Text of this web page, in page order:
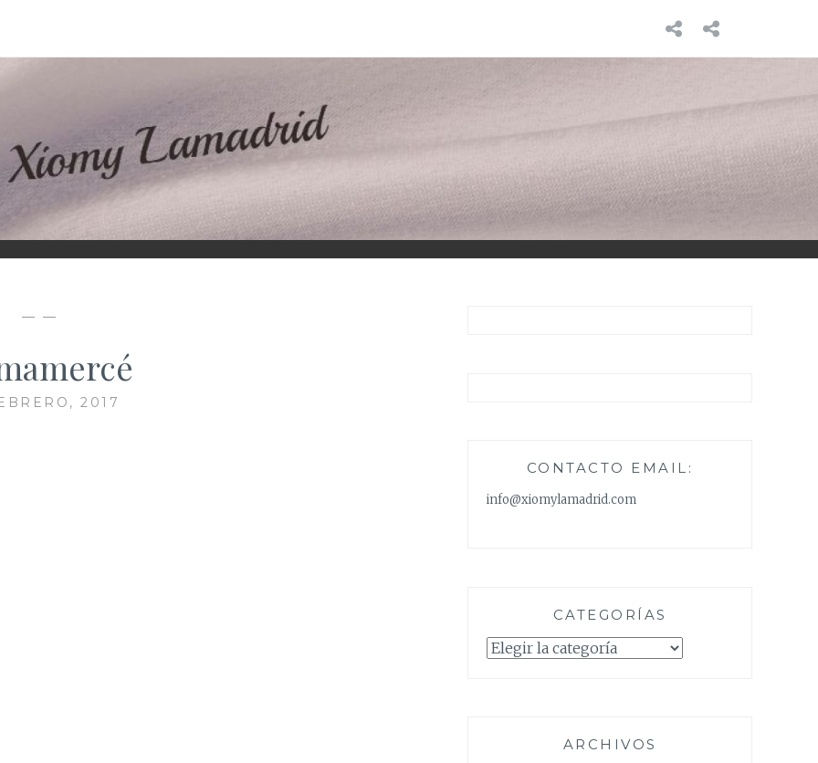
INICIO
— —
2017
CONTACTO EMAIL:
info@xiomylamadrid.com
CATEGORÍAS
Categorías
ARCHIVOS